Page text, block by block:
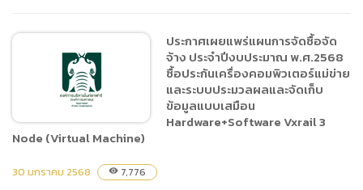
ประกาศเผยแพร่แผนการจัด
ประกาศเผยแพร่แผนการจัดซื้อจัด
จ้าง ประจำปีงบประมาณ พ.ศ.2568
ซื้อประกันเครื่องคอมพิวเตอร์แม่ข่าย
และระบบประมวลผลและจัดเก็บ
ข้อมูลแบบเสมือน
Hardware+Software Vxrail 3
Node (Virtual Machine)
30 มกราคม 2568 visibility 7,776